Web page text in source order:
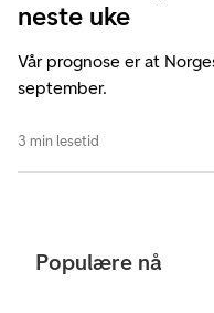
neste uke
Vår prognose er at
september.
3 min lesetid
Populære nå